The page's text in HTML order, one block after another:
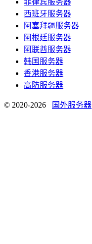
西班牙服务器
阿塞拜疆服务器
阿根廷服务器
阿联酋服务器
韩国服务器
香港服务器
高防服务器
© 2020-2026 国外服务器